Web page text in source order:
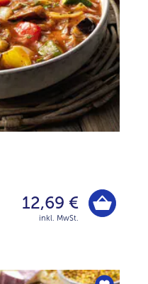
12,69 €
inkl. MwSt.